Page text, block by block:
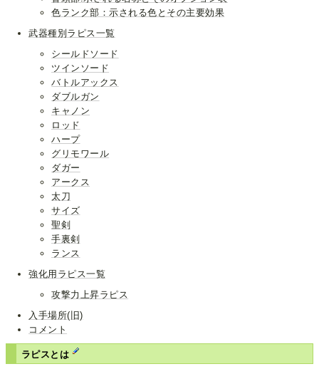
色ランク部：示される色とその主要効果
武器種別ラピス一覧
シールドソード
ツインソード
バトルアックス
ダブルガン
キャノン
ロッド
ハープ
グリモワール
ダガー
アークス
太刀
サイズ
聖剣
手裏剣
ランス
強化用ラピス一覧
攻撃力上昇ラピス
入手場所(旧)
コメント
ラピスとは